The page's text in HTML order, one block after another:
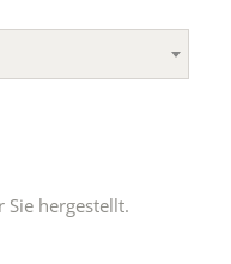
hergestellt.